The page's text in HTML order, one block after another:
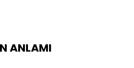
ANLAMI